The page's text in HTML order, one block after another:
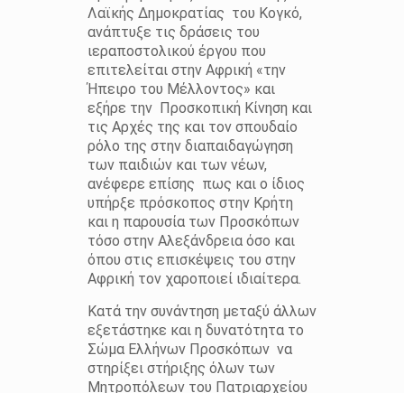
Λαϊκής Δημοκρατίας του Κογκό,
ανάπτυξε τις δράσεις του
ιεραποστολικού έργου που
επιτελείται στην Αφρική «την
Ήπειρο του Μέλλοντος» και
εξήρε την
Προσκοπική Κίνηση και
τις Αρχές της και τον σπουδαίο
ρόλο της στην διαπαιδαγώγηση
των παιδιών και των νέων,
ανέφερε επίσης πως και ο ίδιος
υπήρξε πρόσκοπος στην Κρήτη
και η παρουσία των Προσκόπων
τόσο στην Αλεξάνδρεια όσο και
όπου στις επισκέψεις του στην
Αφρική τον χαροποιεί ιδιαίτερα.
Κατά την συνάντηση μεταξύ άλλων
εξετάστηκε και η δυνατότητα το
Σώμα Ελλήνων Προσκόπων να
στηρίξει στήριξης όλων των
Μητροπόλεων του Πατριαρχείου